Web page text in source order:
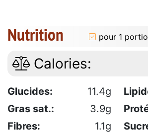
Nutrition pour 1
Calories:
Glucides: 11.4g
Gras sat.:
3.9g
Fibres:
1.1g